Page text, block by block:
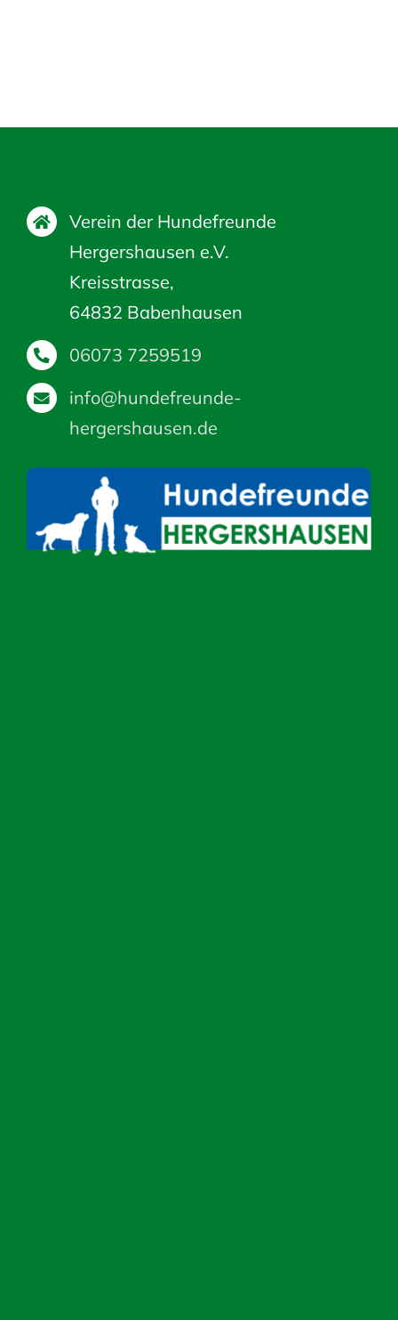
Verein der Hundefreunde
Hergershausen e.V.
Kreisstrasse,
64832 Babenhausen
06073 7259519
info@hundefreunde-
hergershausen.de